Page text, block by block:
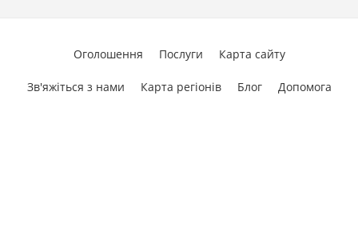
Оголошення Послуги Карта сайту
Зв'яжіться з нами Карта регіонів Блог Допомога